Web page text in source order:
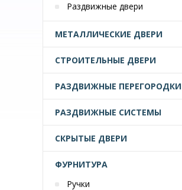
Раздвижные двери
МЕТАЛЛИЧЕСКИЕ ДВЕРИ
СТРОИТЕЛЬНЫЕ ДВЕРИ
РАЗДВИЖНЫЕ ПЕРЕГОРОДКИ
РАЗДВИЖНЫЕ СИСТЕМЫ
СКРЫТЫЕ ДВЕРИ
ФУРНИТУРА
Ручки